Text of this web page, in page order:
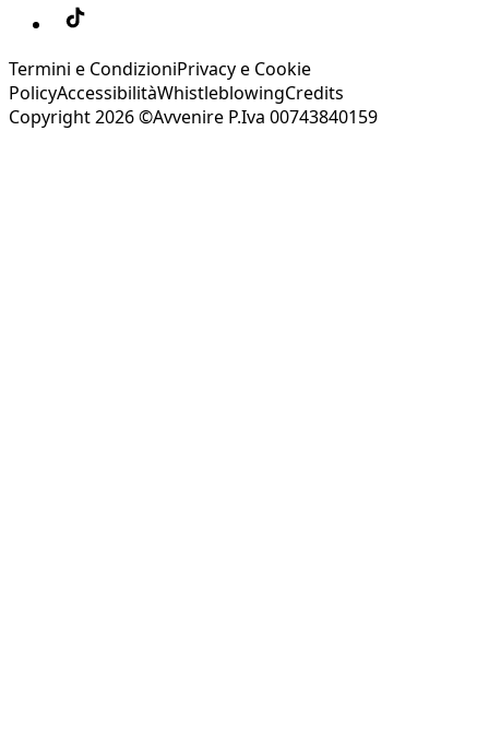
Termini e CondizioniPrivacy e Cookie
PolicyAccessibilitàWhistleblowingCredits
Copyright 2026 ©Avvenire P.Iva 00743840159